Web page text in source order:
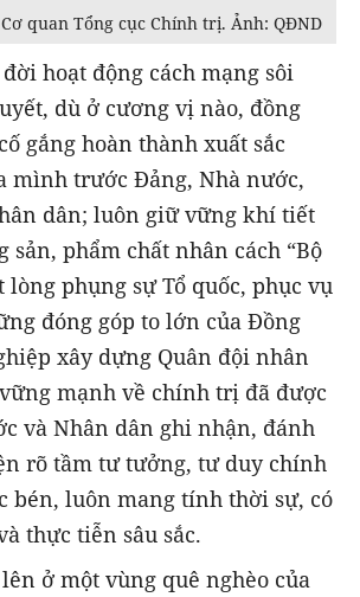
quan Tổng cục Chính trị. Ảnh: QĐND
hoạt động cách mạng sôi
dù ở cương vị nào, đồng
gắng hoàn thành xuất sắc
mình trước Đảng, Nhà nước,
dân; luôn giữ vững khí tiết
sản, phẩm chất nhân cách “Bộ
lòng phụng sự Tổ quốc, phục vụ
đóng góp to lớn của Đồng
xây dựng Quân đội nhân
mạnh về chính trị đã được
và Nhân dân ghi nhận, đánh
rõ tầm tư tưởng, tư duy chính
bén, luôn mang tính thời sự, có
thực tiễn sâu sắc.
ở một vùng quê nghèo của